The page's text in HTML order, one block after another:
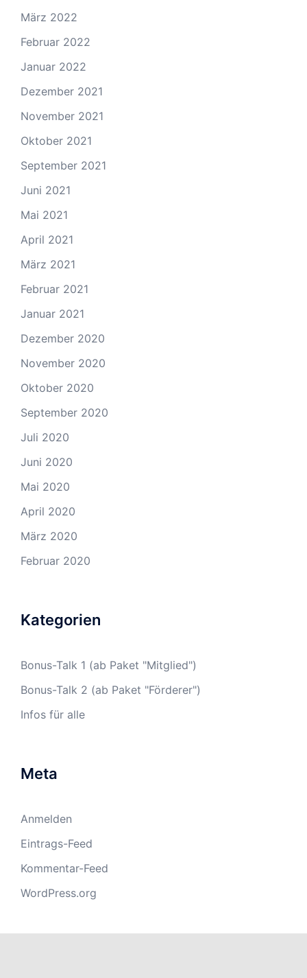
März 2022
Februar 2022
Januar 2022
Dezember 2021
November 2021
Oktober 2021
September 2021
Juni 2021
Mai 2021
April 2021
März 2021
Februar 2021
Januar 2021
Dezember 2020
November 2020
Oktober 2020
September 2020
Juli 2020
Juni 2020
Mai 2020
April 2020
März 2020
Februar 2020
Kategorien
Bonus-Talk 1 (ab Paket "Mitglied")
Bonus-Talk 2 (ab Paket "Förderer")
Infos für alle
Meta
Anmelden
Eintrags-Feed
Kommentar-Feed
WordPress.org